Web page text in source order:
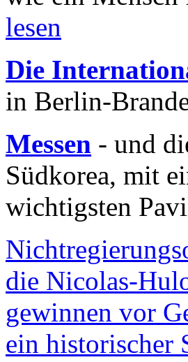
lesen
Die
in Berlin-
Messen - und
Südkorea, mit
wichtigsten
die Nicolas-
gewinnen vor
ein historischer